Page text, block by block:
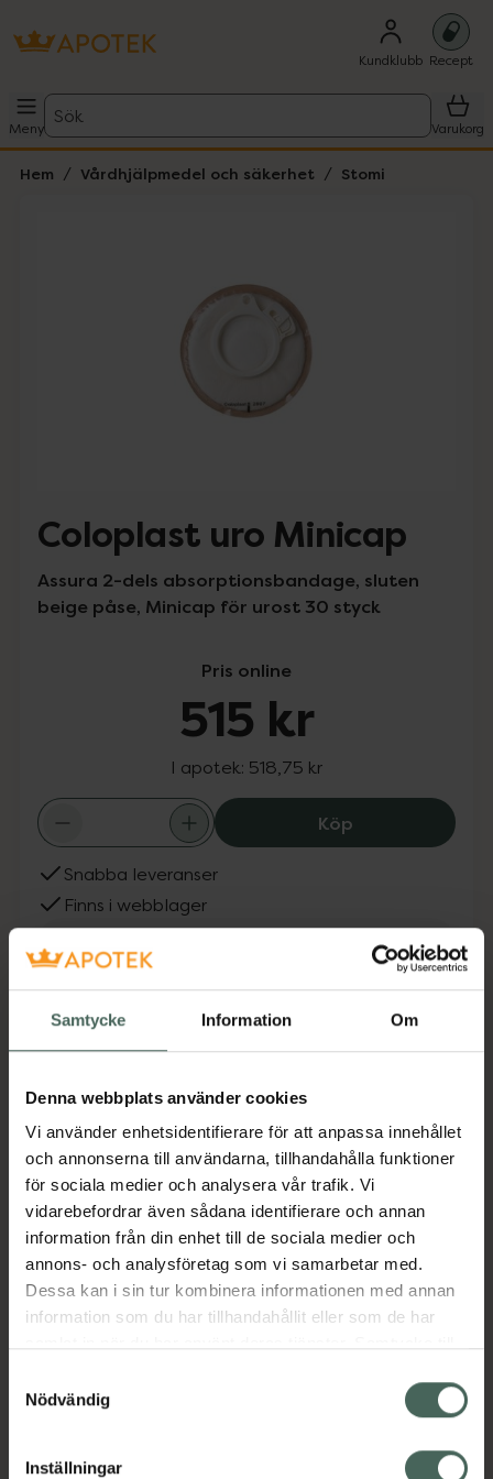
Samtycke Information Om
Denna webbplats använder cookies
Vi använder enhetsidentifierare för att anpassa innehållet
och annonserna till användarna, tillhandahålla funktioner
för sociala medier och analysera vår trafik. Vi
vidarebefordrar även sådana identifierare och annan
information från din enhet till de sociala medier och
annons- och analysföretag som vi samarbetar med.
Dessa kan i sin tur kombinera informationen med annan
information som du har tillhandahållit eller som de har
återkalla ditt samtycke via webbplatsens
cookieinställningar. Ett återkallat samtycke påverkar inte
lagligheten av behandling som skett innan återkallelsen.
Nödvändig
Inställningar
Kundklubb Recept
Meny
Sök
Varukorg
Hem Vårdhjälpmedel och säkerhet Stomi
Coloplast uro Minicap
Assura 2-dels absorptionsbandage, sluten
beige påse, Minicap för urost 30 styck
Pris online
515 kr
I apotek: 518,75 kr
KöpColoplast uro
Snabba leveranser
Finns i webblager
Beskrivning Dölj
Jämförpris 17,29 kr/st
05701780836982
Kategorier:
StomiVårdhjälpmedel och säkerhet
Upptäck flera produkter inom